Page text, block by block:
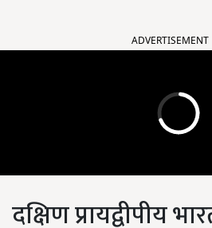
ADVERTISEMENT
दक्षिण प्रायद्वीपीय